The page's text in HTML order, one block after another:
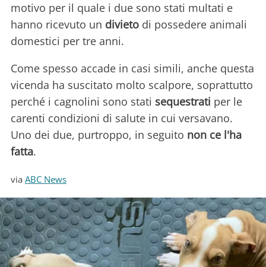
motivo per il quale i due sono stati multati e
hanno ricevuto un divieto di possedere animali
domestici per tre anni.
Come spesso accade in casi simili, anche questa
vicenda ha suscitato molto scalpore, soprattutto
perché i cagnolini sono stati sequestrati per le
carenti condizioni di salute in cui versavano.
Uno dei due, purtroppo, in seguito non ce l'ha
fatta.
via ABC News